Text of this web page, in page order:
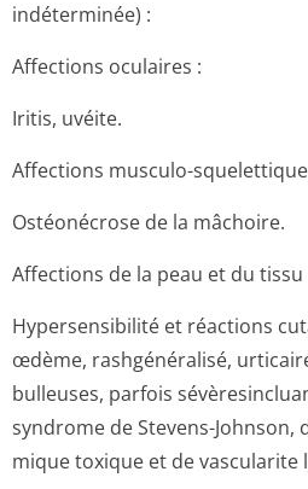
indéterminée) :
Affections oculaires :
Iritis, uvéite.
Affections musculo-
Ostéonécrose de la mâchoire.
Affections de la peau et du
Hypersensibilité et réactions
œdème, rashgénéralisé,
bulleuses, parfois
syndrome de Stevens-
mique toxique et de vascularite